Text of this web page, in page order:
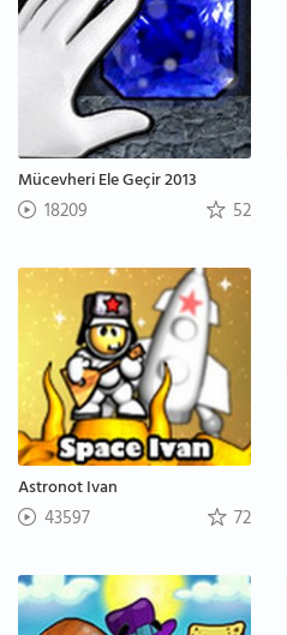
Mücevheri Ele Geçir 2013
18209 52
Astronot Ivan
43597 72